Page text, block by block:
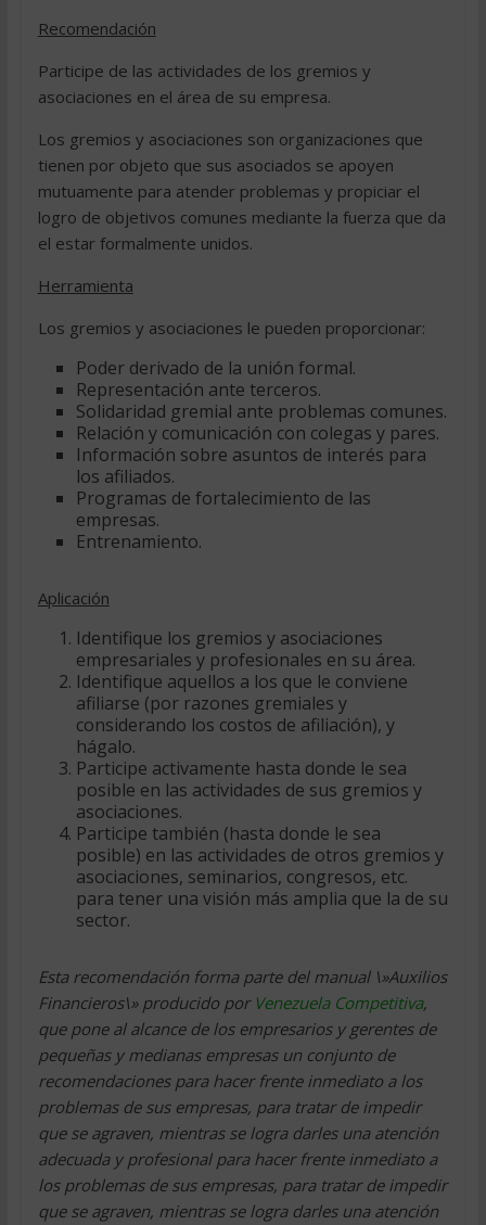
Recomendación
Participe de las actividades de los gremios y
asociaciones en el área de su empresa.
Los gremios y asociaciones son organizaciones que
tienen por objeto que sus asociados se apoyen
mutuamente para atender problemas y propiciar el
logro de objetivos comunes mediante la fuerza que da
el estar formalmente unidos.
Herramienta
Los gremios y asociaciones le pueden proporcionar:
Poder derivado de la unión formal.
Representación ante terceros.
Solidaridad gremial ante problemas comunes.
Relación y comunicación con colegas y pares.
Información sobre asuntos de interés para
los afiliados.
Programas de fortalecimiento de las
empresas.
Entrenamiento.
Aplicación
Identifique los gremios y asociaciones
empresariales y profesionales en su área.
Identifique aquellos a los que le conviene
afiliarse (por razones gremiales y
considerando los costos de afiliación), y
hágalo.
Participe activamente hasta donde le sea
posible en las actividades de sus gremios y
asociaciones.
Participe también (hasta donde le sea
posible) en las actividades de otros gremios y
asociaciones, seminarios, congresos, etc.
para tener una visión más amplia que la de su
sector.
Esta recomendación forma parte del manual \»Auxilios
Financieros\» producido por Venezuela Competitiva,
que pone al alcance de los empresarios y gerentes de
pequeñas y medianas empresas un conjunto de
recomendaciones para hacer frente inmediato a los
problemas de sus empresas, para tratar de impedir
que se agraven, mientras se logra darles una atención
adecuada y profesional para hacer frente inmediato a
los problemas de sus empresas, para tratar de impedir
que se agraven, mientras se logra darles una atención